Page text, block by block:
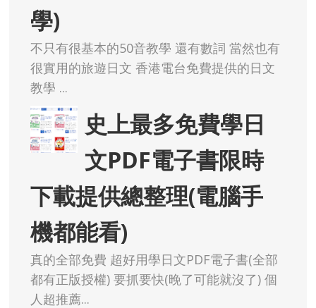
學)
不只有很基本的50音教學 還有數詞 當然也有
很實用的旅遊日文 香港電台免費提供的日文
教學 ...
史上最多免費學日
文PDF電子書限時
下載提供總整理(電腦手
機都能看)
真的全部免費 超好用學日文PDF電子書(全部
都有正版授權) 要抓要快(晚了可能就沒了) 個
人超推薦...